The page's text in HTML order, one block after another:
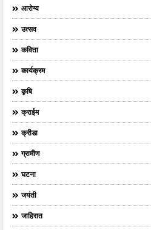
आरोग्य
उत्सव
कविता
कार्यक्रम
कृषि
क्राईम
क्रीडा
ग्रामीण
घटना
जयंती
जाहिरात